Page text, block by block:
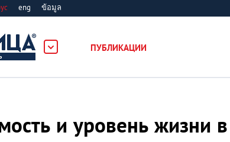
eng ข้อมูล
ПУБЛИКАЦИИ
и уровень жизни